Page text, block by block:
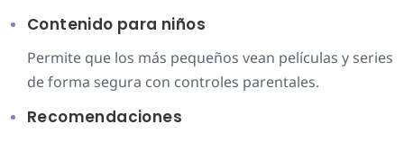
Contenido para niños
Permite que los más pequeños vean películas y series
de forma segura con controles parentales.
Recomendaciones